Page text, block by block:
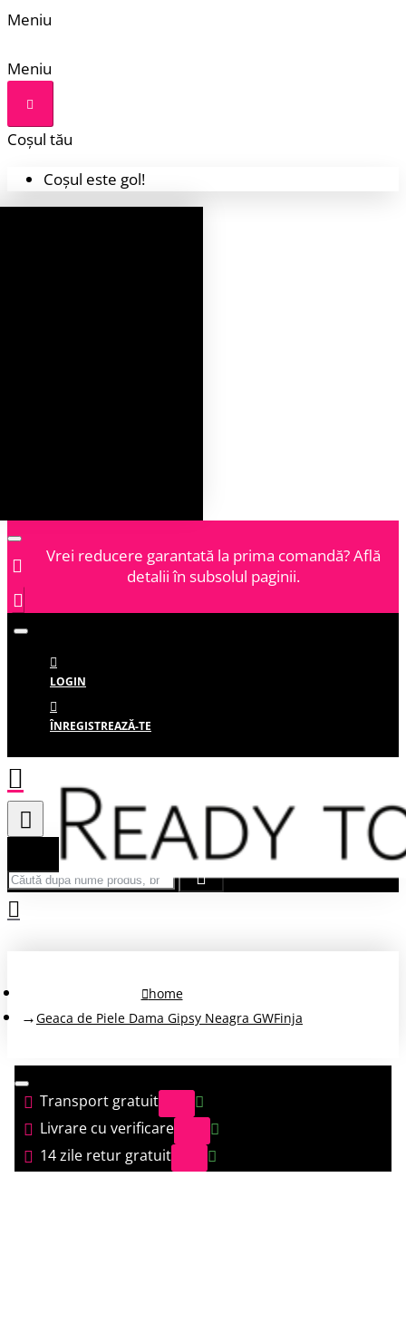
Meniu
Meniu
Coșul tău
Coșul este gol!
Vrei reducere garantată la prima comandă? Află
detalii în subsolul paginii.
LOGIN
ÎNREGISTREAZĂ-TE
Căută după nume produs, brand...
home
Geaca de Piele Dama Gipsy Neagra GWFinja
Transport gratuit
Livrare cu verificare
14 zile retur gratuit